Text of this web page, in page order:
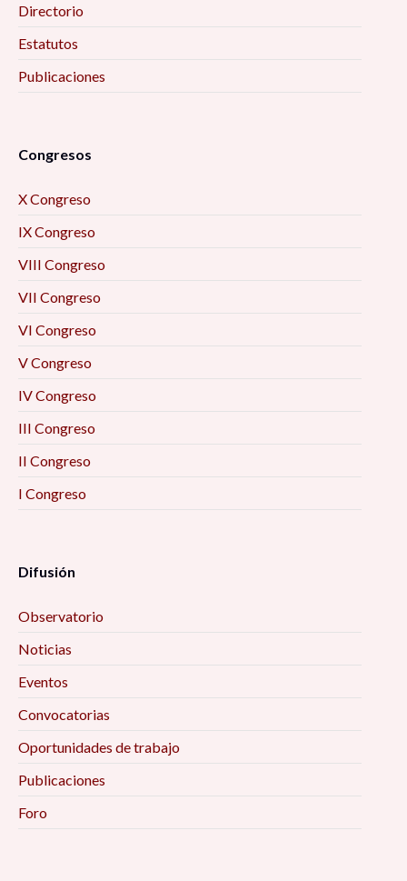
Directorio
Estatutos
Publicaciones
Congresos
X Congreso
IX Congreso
VIII Congreso
VII Congreso
VI Congreso
V Congreso
IV Congreso
III Congreso
II Congreso
I Congreso
Difusión
Observatorio
Noticias
Eventos
Convocatorias
Oportunidades de trabajo
Publicaciones
Foro